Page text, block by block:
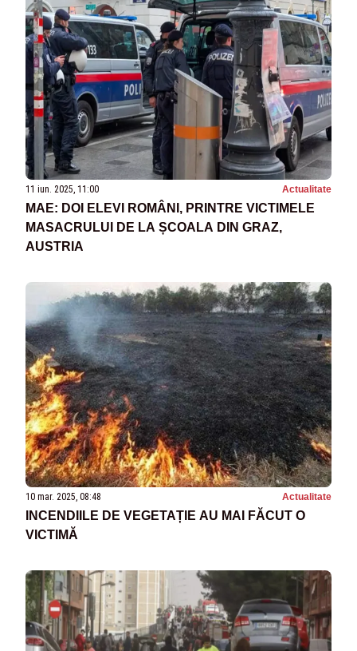
11 iun. 2025, 11:00 Actualitate
MAE: DOI ELEVI ROMÂNI, PRINTRE VICTIMELE
MASACRULUI DE LA ȘCOALA DIN GRAZ,
AUSTRIA
10 mar. 2025, 08:48 Actualitate
INCENDIILE DE VEGETAȚIE AU MAI FĂCUT O
VICTIMĂ